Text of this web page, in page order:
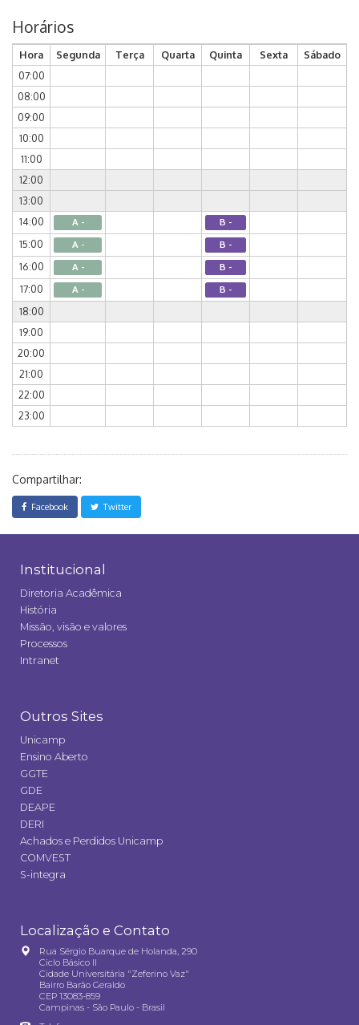
Horários
Hora Segunda Terça Quarta Quinta Sexta
Sábado
07:00
08:00
09:00
10:00
11:00
12:00
13:00
14:00
A - B -
15:00 A - B -
16:00 A - B -
17:00 A - B -
18:00
19:00
20:00
21:00
22:00
23:00
Compartilhar:
Facebook Twitter
Institucional
Diretoria Acadêmica
História
Missão, visão e valores
Processos
Intranet
Outros Sites
Unicamp
Ensino Aberto
GGTE
GDE
DEAPE
DERI
Achados e Perdidos Unicamp
COMVEST
S-integra
Localização e Contato
Rua Sérgio Buarque de Holanda, 290
Ciclo Básico II
Cidade Universitária "Zeferino Vaz"
Bairro Barão Geraldo
CEP 13083-859
Campinas - São Paulo - Brasil